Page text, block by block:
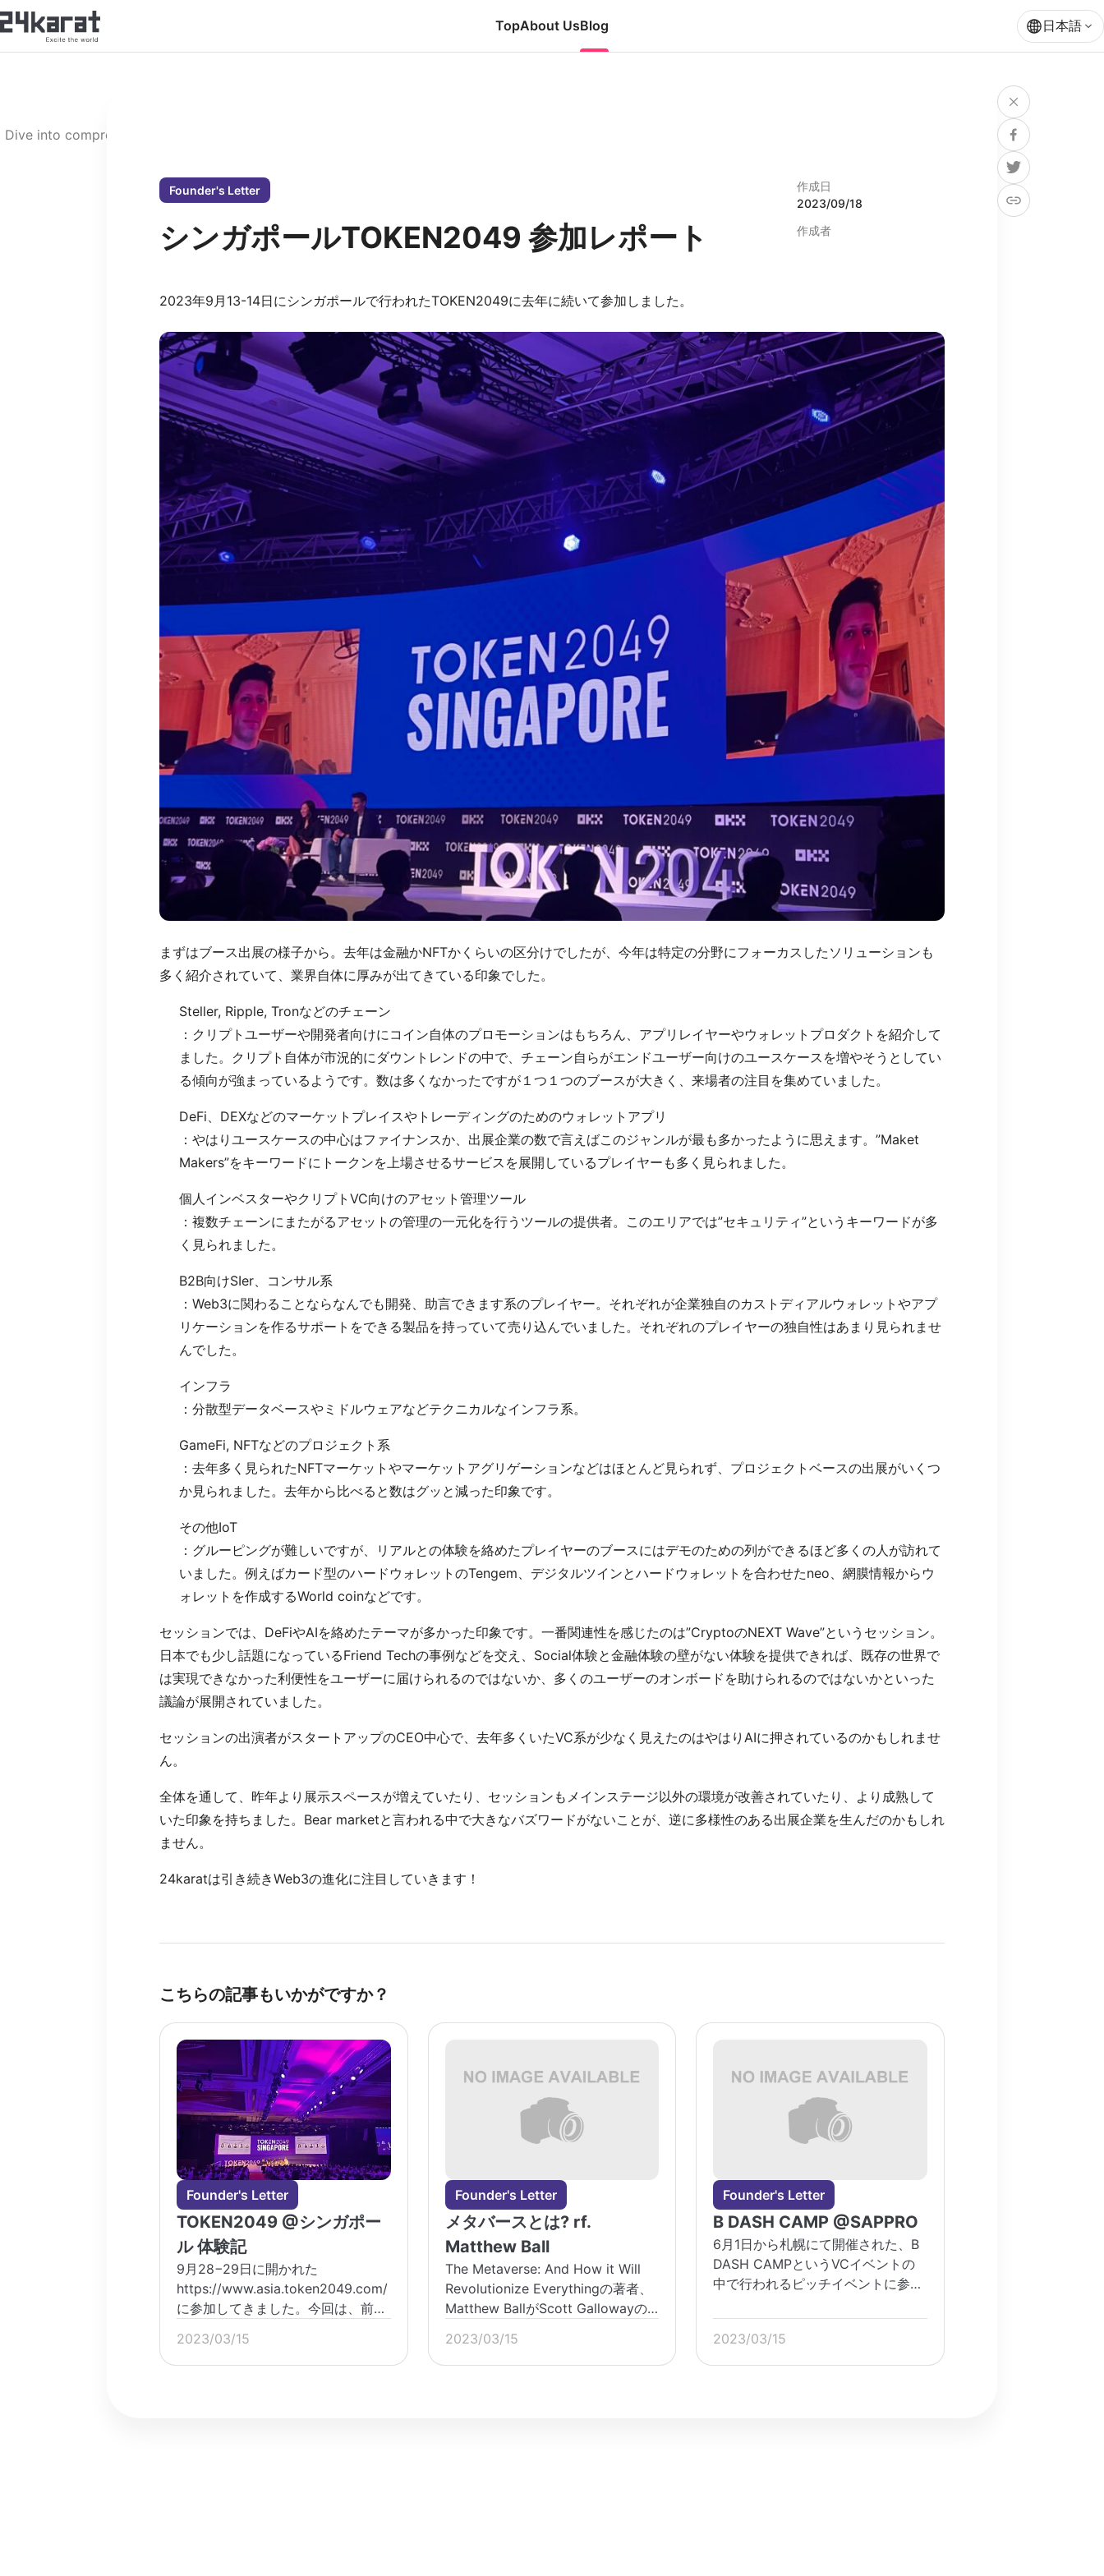
TopAbout UsBlog 日本語
Founder's Letter
シンガポールTOKEN2049 参加レポート
作成日
2023/09/18
作成者
2023年9月13-14日にシンガポールで行われたTOKEN2049に去年に続いて参加しました。
まずはブース出展の様子から。去年は金融かNFTかくらいの区分けでしたが、今年は特定の分野にフォーカスしたソリューションも
多く紹介されていて、業界自体に厚みが出てきている印象でした。
Steller, Ripple, Tronなどのチェーン
：クリプトユーザーや開発者向けにコイン自体のプロモーションはもちろん、アプリレイヤーやウォレットプロダクトを紹介して
ました。クリプト自体が市況的にダウントレンドの中で、チェーン自らがエンドユーザー向けのユースケースを増やそうとしてい
る傾向が強まっているようです。数は多くなかったですが１つ１つのブースが大きく、来場者の注目を集めていました。
DeFi、DEXなどのマーケットプレイスやトレーディングのためのウォレットアプリ
：やはりユースケースの中心はファイナンスか、出展企業の数で言えばこのジャンルが最も多かったように思えます。”Maket
Makers”をキーワードにトークンを上場させるサービスを展開しているプレイヤーも多く見られました。
個人インベスターやクリプトVC向けのアセット管理ツール
：複数チェーンにまたがるアセットの管理の一元化を行うツールの提供者。このエリアでは”セキュリティ”というキーワードが多
く見られました。
B2B向けSIer、コンサル系
：Web3に関わることならなんでも開発、助言できます系のプレイヤー。それぞれが企業独自のカストディアルウォレットやアプ
リケーションを作るサポートをできる製品を持っていて売り込んでいました。それぞれのプレイヤーの独自性はあまり見られませ
んでした。
インフラ
：分散型データベースやミドルウェアなどテクニカルなインフラ系。
GameFi, NFTなどのプロジェクト系
：去年多く見られたNFTマーケットやマーケットアグリゲーションなどはほとんど見られず、プロジェクトベースの出展がいくつ
か見られました。去年から比べると数はグッと減った印象です。
その他IoT
：グルーピングが難しいですが、リアルとの体験を絡めたプレイヤーのブースにはデモのための列ができるほど多くの人が訪れて
いました。例えばカード型のハードウォレットのTengem、デジタルツインとハードウォレットを合わせたneo、網膜情報からウ
ォレットを作成するWorld coinなどです。
セッションでは、DeFiやAIを絡めたテーマが多かった印象です。一番関連性を感じたのは”CryptoのNEXT Wave”というセッション。
日本でも少し話題になっているFriend Techの事例などを交え、Social体験と金融体験の壁がない体験を提供できれば、既存の世界で
は実現できなかった利便性をユーザーに届けられるのではないか、多くのユーザーのオンボードを助けられるのではないかといった
議論が展開されていました。
セッションの出演者がスタートアップのCEO中心で、去年多くいたVC系が少なく見えたのはやはりAIに押されているのかもしれませ
ん。
全体を通して、昨年より展示スペースが増えていたり、セッションもメインステージ以外の環境が改善されていたり、より成熟して
いた印象を持ちました。Bear marketと言われる中で大きなバズワードがないことが、逆に多様性のある出展企業を生んだのかもしれ
ません。
24karatは引き続きWeb3の進化に注目していきます！
こちらの記事もいかがですか？
Founder's Letter
TOKEN2049 @シンガポー
ル 体験記
9月28−29日に開かれた
https://www.asia.token2049.com/
に参加してきました。今回は、前回
をしつつ、体験記とこれからの
24karatについて書こうと思いま
2023/03/15
Founder's Letter
メタバースとは? rf.
Matthew Ball
The Metaverse: And How it Will
Revolutionize Everythingの著者、
Matthew BallがScott Gallowayの
ての考察 […]
2023/03/15
Founder's Letter
B DASH CAMP @SAPPRO
6月1日から札幌にて開催された、B
DASH CAMPというVCイベントの
中で行われるピッチイベントに参加
https://camp.bdashventures.com
優勝という結果は残せなかったもの
の、様々な […]
2023/03/15
Dive into comprehensive articles, blockchain market insights, and the latest trends in financial
All Case study Founder's Letter News Release Product